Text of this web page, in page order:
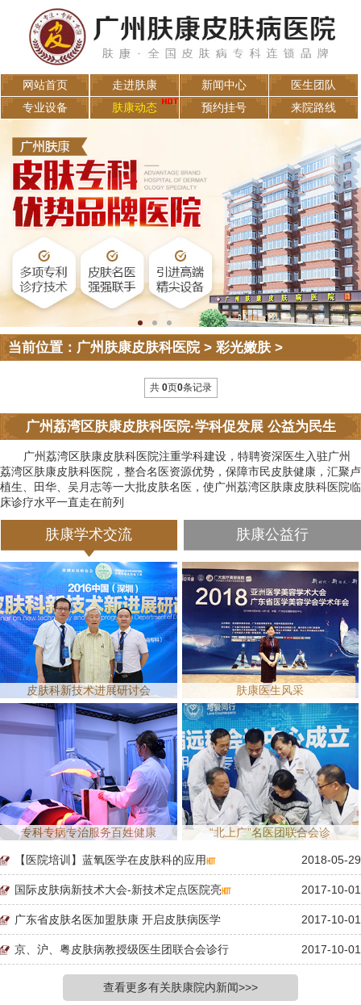
网站首页 走进肤康 新闻中心
医生团队
专业设备
肤康动态 预约挂号 来院路线
当前位置： 广州肤康皮肤科医院> 彩光嫩肤>
共 0页0条记录
广州荔湾区肤康皮肤科医院·学科促发展 公益为民生
广州荔湾区肤康皮肤科医院注重学科建设，特聘资深医生入驻广州
荔湾区肤康皮肤科医院，整合名医资源优势，保障市民皮肤健康，汇聚卢
植生、田华、吴月志等一大批皮肤名医，使广州荔湾区肤康皮肤科医院临
床诊疗水平一直走在前列
肤康学术交流 肤康公益行
皮肤科新技术进展研讨会 肤康医生风采
专科专病专治服务百姓健康 “北上广”名医团联合会诊
【医院培训】蓝氧医学在皮肤科的应用 2018-05-29
国际皮肤病新技术大会-新技术定点医院亮 2017-10-01
广东省皮肤名医加盟肤康 开启皮肤病医学 2017-10-01
京、沪、粤皮肤病教授级医生团联合会诊行 2017-10-01
查看更多有关肤康院内新闻>>>